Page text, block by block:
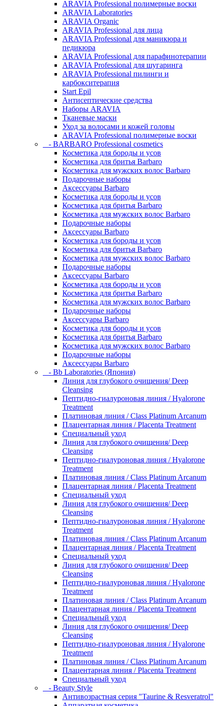
ARAVIA Professional полимерные воски
ARAVIA Laboratories
ARAVIA Organic
ARAVIA Professional для лица
ARAVIA Professional для маникюра и
педикюра
ARAVIA Professional для парафинотерапии
ARAVIA Professional для шугаринга
ARAVIA Professional пилинги и
карбокситерапия
Start Epil
Антисептические средства
Наборы ARAVIA
Тканевые маски
Уход за волосами и кожей головы
ARAVIA Professional полимерные воски
- BARBARO Professional cosmetics
Косметика для бороды и усов
Косметика для бритья Barbaro
Косметика для мужских волос Barbaro
Подарочные наборы
Аксессуары Barbaro
Косметика для бороды и усов
Косметика для бритья Barbaro
Косметика для мужских волос Barbaro
Подарочные наборы
Аксессуары Barbaro
Косметика для бороды и усов
Косметика для бритья Barbaro
Косметика для мужских волос Barbaro
Подарочные наборы
Аксессуары Barbaro
Косметика для бороды и усов
Косметика для бритья Barbaro
Косметика для мужских волос Barbaro
Подарочные наборы
Аксессуары Barbaro
Косметика для бороды и усов
Косметика для бритья Barbaro
Косметика для мужских волос Barbaro
Подарочные наборы
Аксессуары Barbaro
- Bb Laboratories (Япония)
Линия для глубокого очищения/ Deep
Cleansing
Пептидно-гиалуроновая линия / Hyalorone
Treatment
Платиновая линия / Class Platinum Arcanum
Плацентарная линия / Placenta Treatment
Специальный уход
Линия для глубокого очищения/ Deep
Cleansing
Пептидно-гиалуроновая линия / Hyalorone
Treatment
Платиновая линия / Class Platinum Arcanum
Плацентарная линия / Placenta Treatment
Специальный уход
Линия для глубокого очищения/ Deep
Cleansing
Пептидно-гиалуроновая линия / Hyalorone
Treatment
Платиновая линия / Class Platinum Arcanum
Плацентарная линия / Placenta Treatment
Специальный уход
Линия для глубокого очищения/ Deep
Cleansing
Пептидно-гиалуроновая линия / Hyalorone
Treatment
Платиновая линия / Class Platinum Arcanum
Плацентарная линия / Placenta Treatment
Специальный уход
Линия для глубокого очищения/ Deep
Cleansing
Пептидно-гиалуроновая линия / Hyalorone
Treatment
Платиновая линия / Class Platinum Arcanum
Плацентарная линия / Placenta Treatment
Специальный уход
- Beauty Style
Антивозрастная серия "Taurine & Resveratrol"